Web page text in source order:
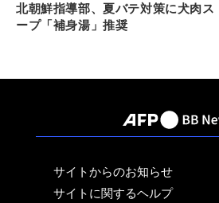
北朝鮮指導部、夏バテ対策に犬肉ス
ープ「補身湯」推奨
サイトからのお知らせ
サイトに関するヘルプ